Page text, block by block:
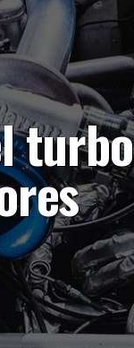
turbo